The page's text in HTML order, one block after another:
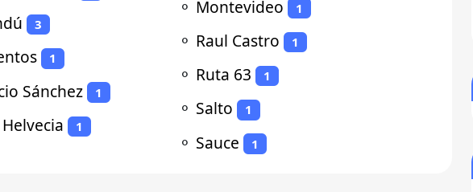
3
1
Sánchez 1
1
⚬ Montevideo 1
⚬ Raul Castro 1
⚬ Ruta 63 1
⚬ Salto 1
⚬ Sauce 1